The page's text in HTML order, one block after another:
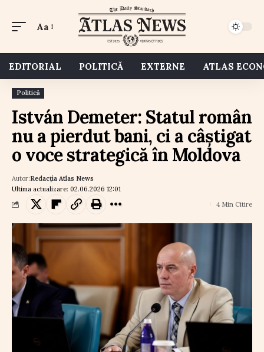
Aa
EDITORIAL POLITICĂ EXTERNE ATLAS
Politică
István Demeter: Statul român
nu a pierdut bani, ci a câștigat
o voce strategică în Moldova
Ultima actualizare: 02.06.2026 12:01
Autor:Redacția Atlas News
4 Min Citire